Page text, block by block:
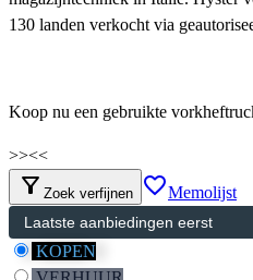
130 landen verkocht via
Koop nu een gebruikte
>><<
filter_alt Zoek verfijnen favorite_borderMemolijst
KOPEN